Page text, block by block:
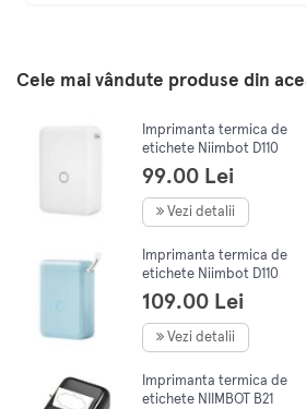
Cele mai vândute produse din
Imprimanta termica de
etichete Niimbot D110
Portable Label Printer
99.00 Lei
Vezi detalii
Imprimanta termica de
etichete Niimbot D110
Portable Label Printer
Albastra
109.00 Lei
Vezi detalii
Imprimanta termica de
etichete NIIMBOT B21